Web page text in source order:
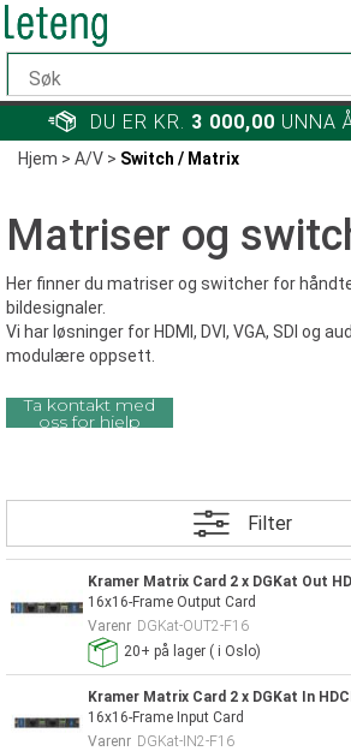
DU ER KR. 3 000,00 UNNA
Hjem>A/V>Switch / Matrix
Matriser og
Her finner du matriser og switcher for
bildesignaler.
Vi har løsninger for HDMI, DVI, VGA, SDI og
modulære oppsett.
Ta kontakt med
oss for hjelp
Filter
Kramer Matrix Card 2 x DGKat Out
16x16-Frame Output Card
Varenr DGKat-OUT2-F16
20+ på lager ( i Oslo)
Kramer Matrix Card 2 x DGKat In
16x16-Frame Input Card
Varenr DGKat-IN2-F16